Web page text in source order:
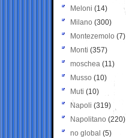
Meloni (14)
Milano (300)
Montezemolo (7)
Monti (357)
moschea (11)
Musso (10)
Muti (10)
Napoli (319)
Napolitano (220)
no global (5)